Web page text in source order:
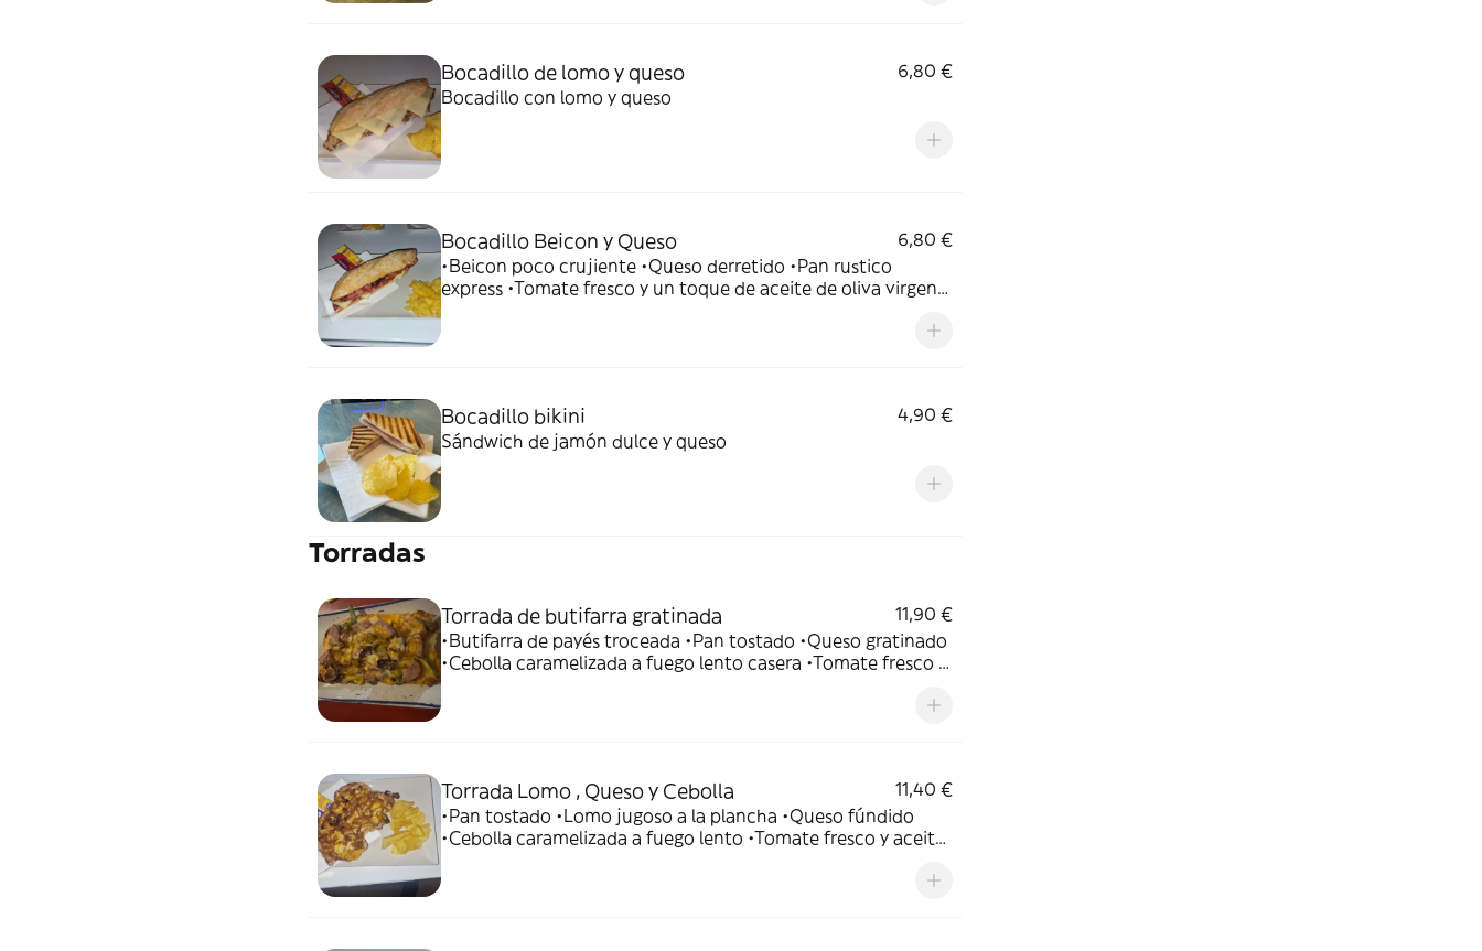
Bocadillo de lomo y queso
6,80 €
Bocadillo con lomo y queso
Bocadillo Beicon y Queso
6,80 €
•Beicon poco crujiente •Queso derretido •Pan rustico
express •Tomate fresco y un toque de aceite de oliva virgen
Bocadillo bikini
4,90 €
Sándwich de jamón dulce y queso
Torradas
Torrada de butifarra gratinada
11,90 €
•Butifarra de payés troceada •Pan tostado •Queso gratinado
•Cebolla caramelizada a fuego lento casera •Tomate fresco y
Torrada Lomo , Queso y Cebolla
11,40 €
•Pan tostado •Lomo jugoso a la plancha •Queso fúndido
•Cebolla caramelizada a fuego lento •Tomate fresco y aceite